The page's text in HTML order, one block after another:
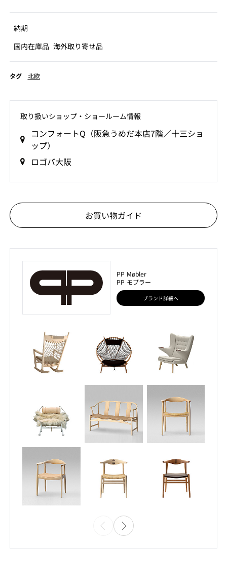
納期
国内在庫品 海外取り寄せ品
タグ 北欧
取り扱いショップ‧ショールーム情報
コンフォートQ（阪急うめだ本店7階／十三ショ
ップ）
ロゴバ大阪
お買い物ガイド
PP Møbler
PP モブラー
ブランド詳細へ